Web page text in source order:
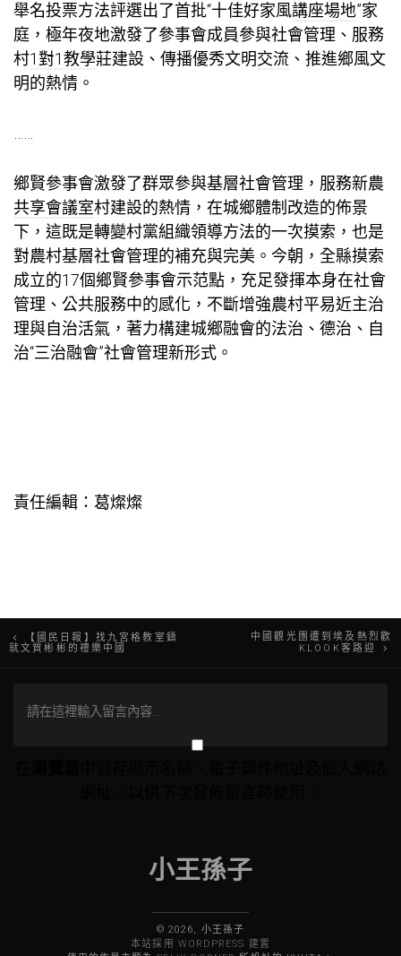
舉名投票方法評選出了首批“十佳好家風講座場地”家
庭，極年夜地激發了參事會成員參與社會管理、服務
村1對1教學莊建設、傳播優秀文明交流 、推進鄉風文
明的熱情。
……
鄉賢參事會激發了群眾參與基層社會管理，服務新農
共享會議室村建設的熱情，在城鄉體制改造的佈景
下，這既是轉變村黨組織領導方法的一次摸索，也是
對農村基層社會管理的補充與完美。今朝，全縣摸索
成立的17個鄉賢參事會示范點，充足發揮本身在社會
管理、公共服務中的感化，不斷增強農村平易近主治
理與自治活氣，著力構建城鄉融會的法治、德治、自
治“三治融會”社會管理新形式。
責任編輯：葛燦燦
文
導
覽
【國民日報】找九宮格教室鑄
就文質彬彬的禮樂中國
中國觀光團遭到埃及熱烈歡
KLOOK客路迎
小王孫子
© 2026, 小王孫子
本站採用 WORDPRESS 建置